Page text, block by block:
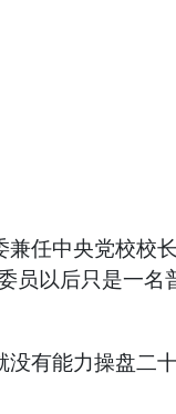
任中央党校校
以后只是一名
有能力操盘二